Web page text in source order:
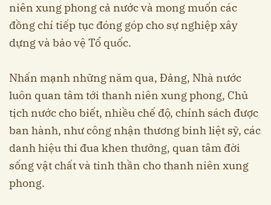
niên xung phong cả nước và mong muốn các
đồng chí tiếp tục đóng góp cho sự nghiệp xây
dựng và bảo vệ Tổ quốc.
Nhấn mạnh những năm qua, Đảng, Nhà nước
luôn quan tâm tới thanh niên xung phong, Chủ
tịch nước cho biết, nhiều chế độ, chính sách được
ban hành, như công nhận thương binh liệt sỹ, các
danh hiệu thi đua khen thưởng, quan tâm đời
sống vật chất và tinh thần cho thanh niên xung
phong.